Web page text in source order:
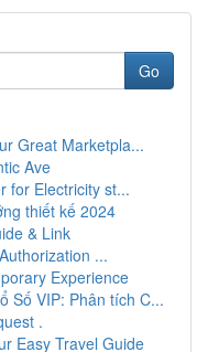
Go
Great Marketpla...
Ave
for Electricity st...
thiết kế 2024
& Link
...
Experience
Số VIP: Phân tích C...
.
Easy Travel Guide